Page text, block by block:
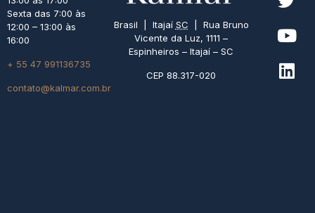
Sexta das 7:00 às
12:00 – 13:00 às
16:00
+ 55 47 991136735
contato@kalmar.com.br
Brasil | Itajaí SC | Rua Bruno
Vicente da Luz, 1111 –
Espinheiros – Itajaí – SC
CEP 88.317-020